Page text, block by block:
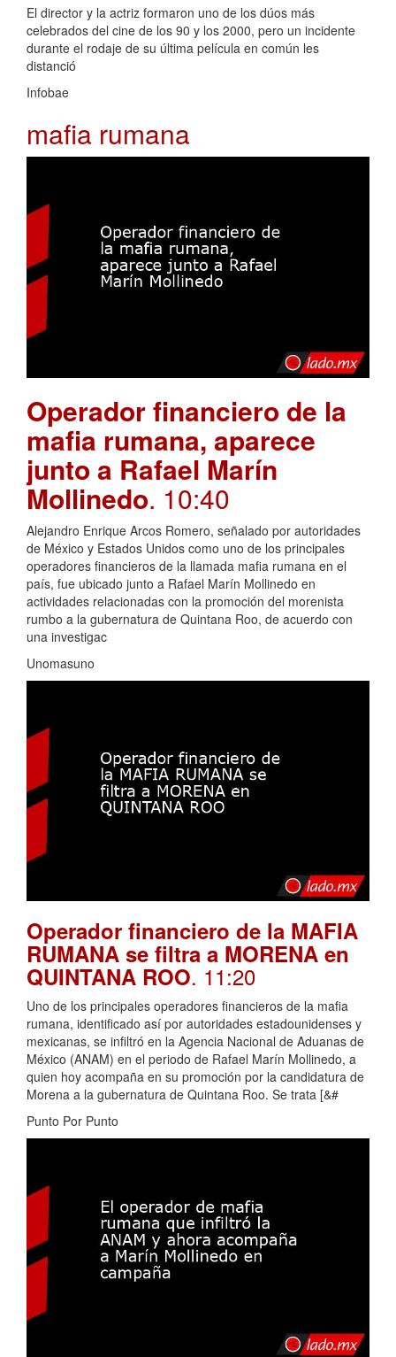
El director y la actriz formaron uno de los dúos más
celebrados del cine de los 90 y los 2000, pero un incidente
durante el rodaje de su última película en común les
distanció
Infobae
mafia rumana
Operador financiero de la
mafia rumana, aparece
junto a Rafael Marín
Mollinedo. 10:40
Alejandro Enrique Arcos Romero, señalado por autoridades
de México y Estados Unidos como uno de los principales
operadores financieros de la llamada mafia rumana en el
país, fue ubicado junto a Rafael Marín Mollinedo en
actividades relacionadas con la promoción del morenista
rumbo a la gubernatura de Quintana Roo, de acuerdo con
una investigac
Unomasuno
Operador financiero de la MAFIA
RUMANA se filtra a MORENA en
QUINTANA ROO. 11:20
Uno de los principales operadores financieros de la mafia
rumana, identificado así por autoridades estadounidenses y
mexicanas, se infiltró en la Agencia Nacional de Aduanas de
México (ANAM) en el periodo de Rafael Marín Mollinedo, a
quien hoy acompaña en su promoción por la candidatura de
Morena a la gubernatura de Quintana Roo. Se trata [&#
Punto Por Punto